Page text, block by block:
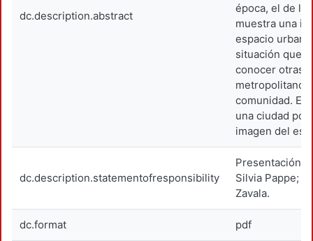
dc.description.abstract
época, el de la
muestra una
espacio
situación que
conocer otras
metropolitano,
comunidad. El
una ciudad
imagen del
dc.description.statementofresponsibility
Presentación
Silvia Pappe;
Zavala.
dc.format pdf